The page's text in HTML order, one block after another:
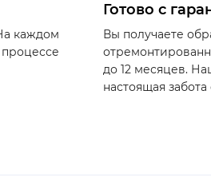
каждом
Готово с
Вы получаете
до 12 месяцев.
настоящая